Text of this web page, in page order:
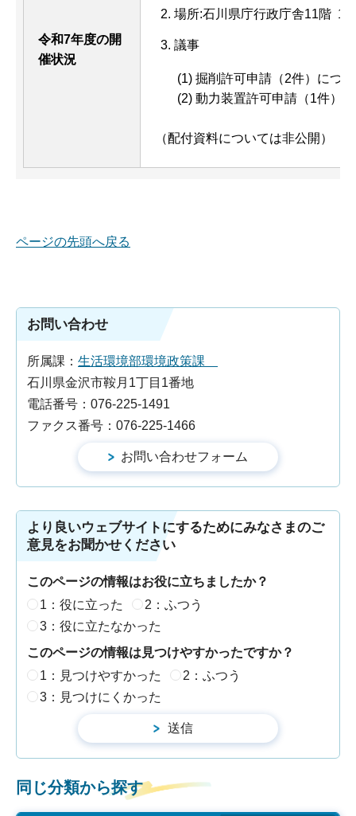
令和7年度の開
催状況
場所:石川県庁行政庁舎11階
議事
(1) 掘削許可申請（2件）につ
(2) 動力装置許可申請（1件）に
（配付資料については非公開）
ページの先頭へ戻る
お問い合わせ
所属課： 生活環境部環境政策課
石川県金沢市鞍月1丁目1番地
電話番号：076-225-1491
ファクス番号：076-225-1466
より良いウェブサイトにするためにみなさまのご
意見をお聞かせください
このページの情報はお役に立ちましたか？
1：役に立った
2：ふつう
3：役に立たなかった
このページの情報は見つけやすかったですか？
1：見つけやすかった
2：ふつう
3：見つけにくかった
同じ分類から探す